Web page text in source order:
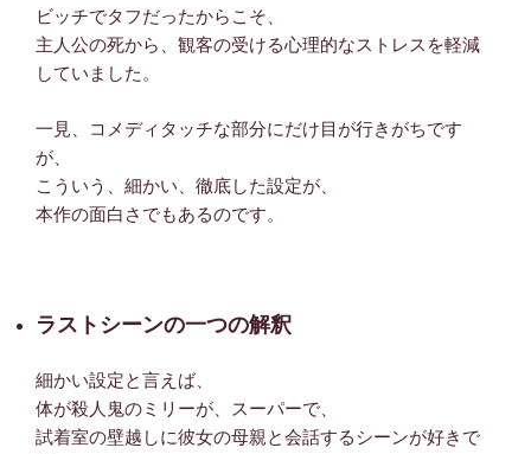
ビッチでタフだったからこそ、
主人公の死から、観客の受ける心理的なストレスを軽減
していました。
一見、コメディタッチな部分にだけ目が行きがちです
が、
こういう、細かい、徹底した設定が、
本作の面白さでもあるのです。
ラストシーンの一つの解釈
細かい設定と言えば、
体が殺人鬼のミリーが、スーパーで、
試着室の壁越しに彼女の母親と会話するシーンが好きで